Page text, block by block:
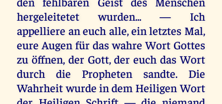
hergeleitetet wurden... — Ich
appelliere an euch alle, ein letztes Mal,
eure Augen für das wahre Wort Gottes
zu öffnen, der Gott, der euch das Wort
durch die Propheten sandte. Die
Wahrheit wurde in dem Heiligen Wort